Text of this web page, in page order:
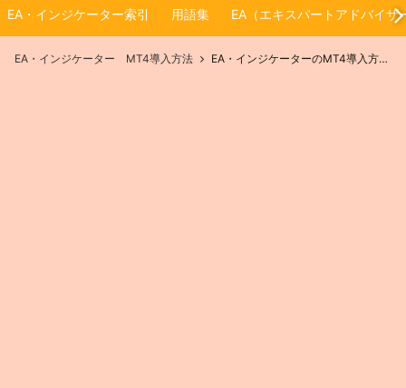
EA・インジケーター索引 用語集 EA（エキスパートアドバイザ
EA・インジケーター MT4導入方法 EA・インジケーターのMT4導入方法は初心者でも簡単！画像付き解説【GogoJungle（ゴゴジャン）】